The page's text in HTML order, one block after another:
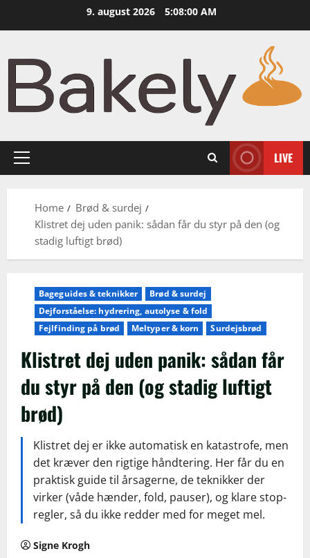
9. august 2026 5:08:01 AM
Primary
LIVE
Home
Brød & surdej
Klistret dej uden panik: sådan får du styr på den (og
stadig luftigt brød)
Bageguides & teknikker
Brød & surdej
Dejforståelse: hydrering, autolyse & fold
Fejlfinding på brød
Meltyper & korn Surdejsbrød
Klistret dej uden panik: sådan får
du styr på den (og stadig luftigt
brød)
Klistret dej er ikke automatisk en katastrofe, men
det kræver den rigtige håndtering. Her får du en
praktisk guide til årsagerne, de teknikker der
virker (våde hænder, fold, pauser), og klare stop-
regler, så du ikke redder med for meget mel.
Signe Krogh